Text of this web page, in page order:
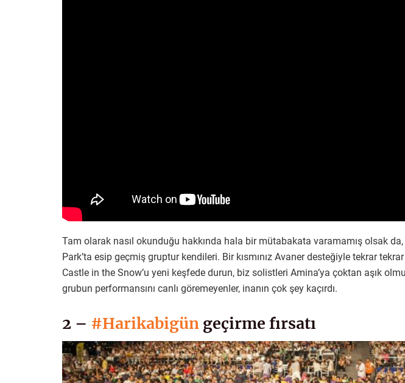
Tam olarak nasıl okunduğu hakkında hala bir mütabakata varamamış olsak
Park’ta esip geçmiş gruptur kendileri. Bir kısmınız Avaner desteğiyle tekrar
Castle in the Snow’u yeni keşfede durun, biz solistleri Amina’ya çoktan aşık
grubun performansını canlı göremeyenler, inanın çok şey kaçırdı.
2 – #Harikabigün geçirme fırsatı